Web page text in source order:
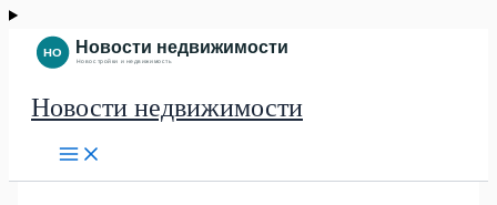
Новости недвижимости